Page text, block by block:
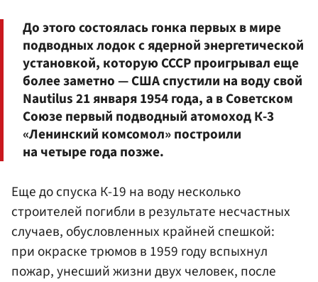
До этого состоялась гонка первых в мире
подводных лодок с ядерной энергетической
установкой, которую СССР проигрывал еще
более заметно — США спустили на воду свой
Nautilus 21 января 1954 года, а в Советском
Союзе первый подводный атомоход К-3
«Ленинский комсомол» построили
на четыре года позже.
Еще до спуска К-19 на воду несколько
строителей погибли в результате несчастных
случаев, обусловленных крайней спешкой:
при окраске трюмов в 1959 году вспыхнул
пожар, унесший жизни двух человек, после